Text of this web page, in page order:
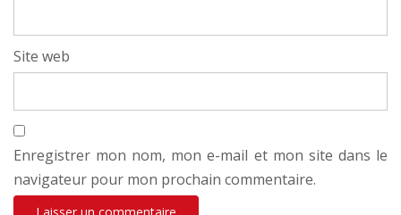
Site web
Enregistrer mon nom, mon e-mail et mon site dans le
navigateur pour mon prochain commentaire.